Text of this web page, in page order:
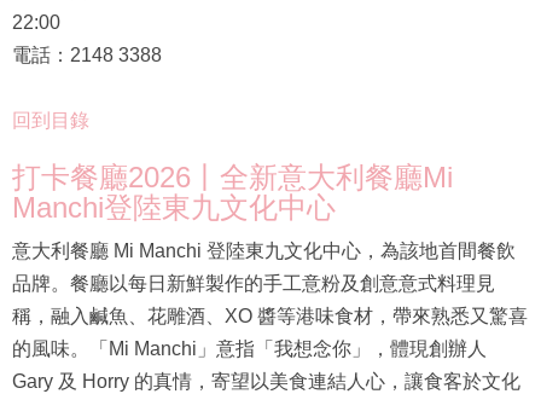
22:00
電話：2148 3388
回到目錄
打卡餐廳2026丨全新意大利餐廳Mi
Manchi登陸東九文化中心
意大利餐廳 Mi Manchi 登陸東九文化中心，為該地首間餐飲
品牌。餐廳以每日新鮮製作的手工意粉及創意意式料理見
稱，融入鹹魚、花雕酒、XO 醬等港味食材，帶來熟悉又驚喜
的風味。「Mi Manchi」意指「我想念你」，體現創辦人
Gary 及 Horry 的真情，寄望以美食連結人心，讓食客於文化